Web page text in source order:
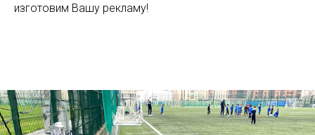
изготовим Вашу рекламу!